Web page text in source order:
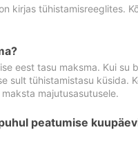
kirjas tühistamisreeglites.
eest tasu maksma. Kui su
sult tühistamistasu küsida.
majutusasutusele.
peatumise